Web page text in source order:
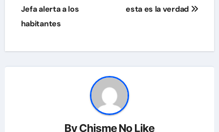
Jefa alerta a los
habitantes
esta es la verdad
ByChisme No Like